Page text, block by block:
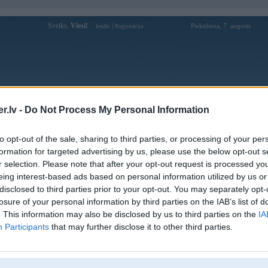
- Do Not Process My Personal Information
opt-out of the sale, sharing to third parties, or processing of your
for targeted advertising by us, please use the below opt-out
selection. Please note that after your opt-out request is processed
interest-based ads based on personal information utilized by us
to third parties prior to your opt-out. You may separately
of your personal information by third parties on the IAB’s list of
This information may also be disclosed by us to third parties on the
Participants that may further disclose it to other third parties.
Sveiks, Viesi! Ienākt Reģistrācija Piektdiena, 7. augusts
Forums Galerijas Reģistrācija Lietotāji
Lietotāja Ivo_eglitis profils
Pēdējo reizi manīts: 09. Apr 2021, 16:23
Lietotājvārds:
Ivo_eglitis
Pilsēta:
Saldus
Braucu ar:
E91 335d
Ziņojumi forumā: